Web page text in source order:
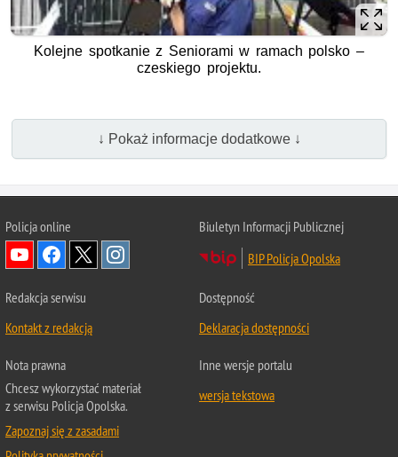
Kolejne spotkanie z Seniorami w ramach polsko –
czeskiego projektu.
↓ Pokaż informacje dodatkowe ↓
Policja online
Biuletyn Informacji Publicznej
BIP Policja Opolska
Redakcja serwisu
Kontakt z redakcją
Dostępność
Deklaracja dostępności
Nota prawna
Chcesz wykorzystać materiał
z serwisu Policja Opolska.
Zapoznaj się z zasadami
Inne wersje portalu
wersja tekstowa